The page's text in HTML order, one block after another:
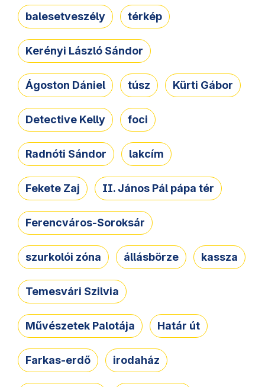
balesetveszély térkép
Kerényi László Sándor
Ágoston Dániel túsz Kürti Gábor
Detective Kelly foci
Radnóti Sándor lakcím
Fekete Zaj II. János Pál pápa tér
Ferencváros-Soroksár
szurkolói zóna állásbörze kassza
Temesvári Szilvia
Művészetek Palotája Határ út
Farkas-erdő irodaház